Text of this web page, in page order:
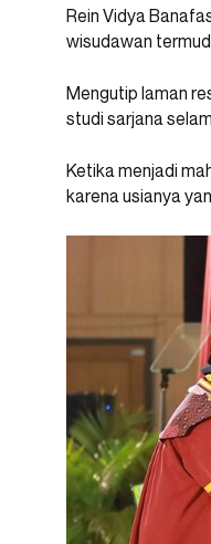
Rein Vidya
wisudawan
Mengutip laman
studi sarjana
Ketika menjadi
karena usianya